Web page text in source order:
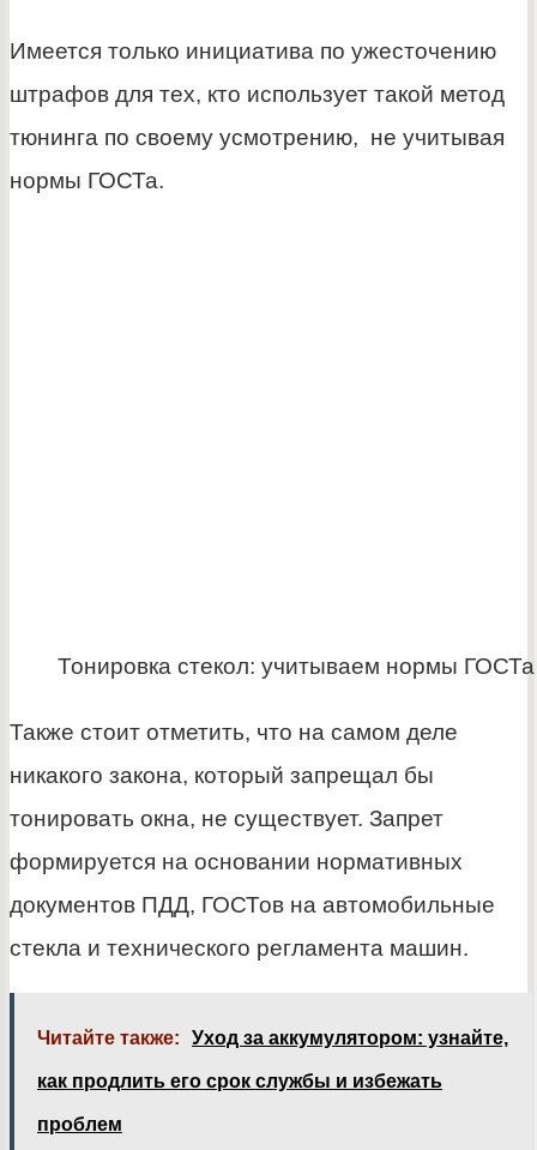
Имеется только инициатива по ужесточению
штрафов для тех, кто использует такой метод
тюнинга по своему усмотрению, не учитывая
нормы ГОСТа.
Тонировка стекол: учитываем нормы ГОСТа
Также стоит отметить, что на самом деле
никакого закона, который запрещал бы
тонировать окна, не существует. Запрет
формируется на основании нормативных
документов ПДД, ГОСТов на автомобильные
стекла и технического регламента машин.
Читайте также: Уход за аккумулятором: узнайте,
как продлить его срок службы и избежать
проблем